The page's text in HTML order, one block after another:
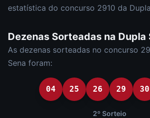
estatística do concurso 2910 da
Dezenas Sorteadas na Dupla
As dezenas sorteadas no concurso
Sena foram:
04 25 26 29 30
2º Sorteio